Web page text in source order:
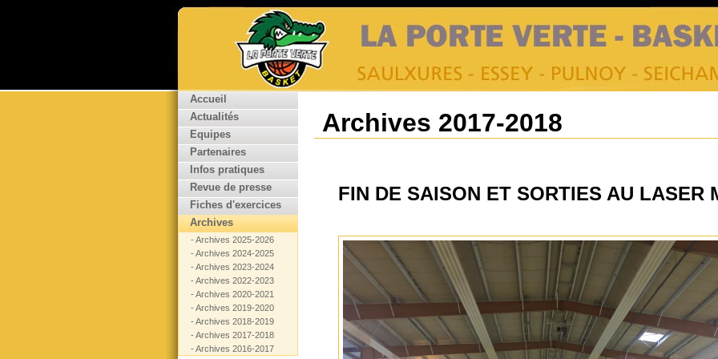
Accueil
Actualités
Equipes
Partenaires
Infos pratiques
Revue de presse
Fiches d'exercices
Archives
- Archives 2025-2026
- Archives 2024-2025
- Archives 2023-2024
- Archives 2022-2023
- Archives 2020-2021
- Archives 2019-2020
- Archives 2018-2019
- Archives 2017-2018
- Archives 2016-2017
Archives 2017-2018
FIN DE SAISON ET SORTIES AU LASER